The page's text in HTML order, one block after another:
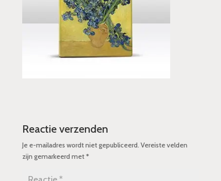
Reactie verzenden
Je e-mailadres wordt niet gepubliceerd. Vereiste velden
zijn gemarkeerd met*